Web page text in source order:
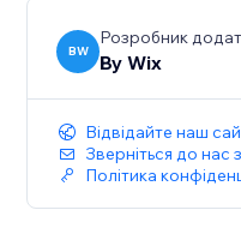
BW
Розробник
By Wix
Відвідайте наш
Зверніться до нас
Політика